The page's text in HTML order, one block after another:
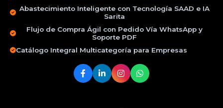
Abastecimiento Inteligente con Tecnología SAAD e IA
Sarita
Flujo de Compra Ágil con Pedido Vía WhatsApp y
Soporte PDF
Catálogo Integral Multicategoría para Empresas